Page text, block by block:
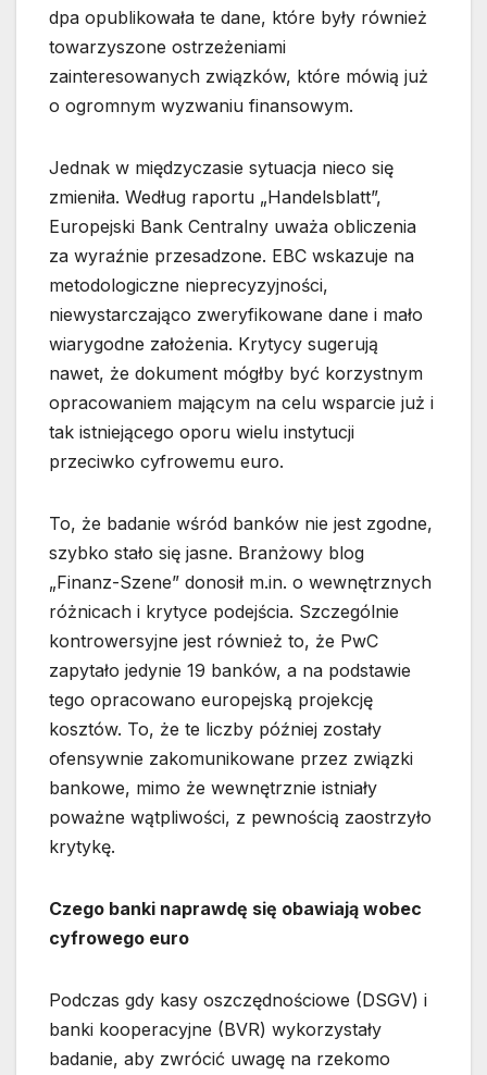
dpa opublikowała te dane, które były również
towarzyszone ostrzeżeniami
zainteresowanych związków, które mówią już
o ogromnym wyzwaniu finansowym.
Jednak w międzyczasie sytuacja nieco się
zmieniła. Według raportu „Handelsblatt”,
Europejski Bank Centralny uważa obliczenia
za wyraźnie przesadzone. EBC wskazuje na
metodologiczne nieprecyzyjności,
niewystarczająco zweryfikowane dane i mało
wiarygodne założenia. Krytycy sugerują
nawet, że dokument mógłby być korzystnym
opracowaniem mającym na celu wsparcie już i
tak istniejącego oporu wielu instytucji
przeciwko cyfrowemu euro.
To, że badanie wśród banków nie jest zgodne,
szybko stało się jasne. Branżowy blog
„Finanz-Szene” donosił m.in. o wewnętrznych
różnicach i krytyce podejścia. Szczególnie
kontrowersyjne jest również to, że PwC
zapytało jedynie 19 banków, a na podstawie
tego opracowano europejską projekcję
kosztów. To, że te liczby później zostały
ofensywnie zakomunikowane przez związki
bankowe, mimo że wewnętrznie istniały
poważne wątpliwości, z pewnością zaostrzyło
krytykę.
Czego banki naprawdę się obawiają wobec
cyfrowego euro
Podczas gdy kasy oszczędnościowe (DSGV) i
banki kooperacyjne (BVR) wykorzystały
badanie, aby zwrócić uwagę na rzekomo